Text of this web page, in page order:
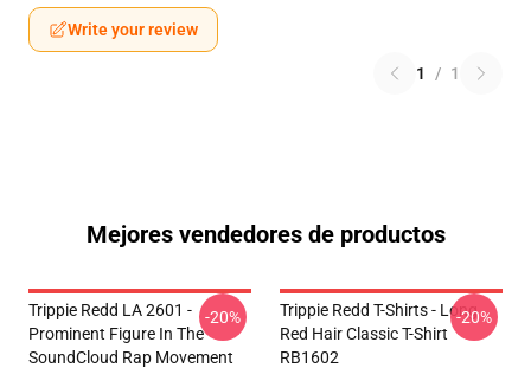
Write your review
1 / 1
Mejores vendedores de productos
Trippie Redd LA 2601 -
Prominent Figure In The
SoundCloud Rap Movement
-20%
Trippie Redd T-Shirts - Long
Red Hair Classic T-Shirt
RB1602
-20%